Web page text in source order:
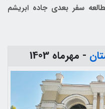
سفر بعدی جاده ابریشم
- مهرماه 1403